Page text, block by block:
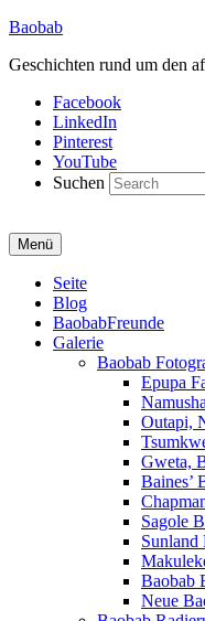
Baobab
Geschichten rund um den
Facebook
LinkedIn
Pinterest
YouTube
Suchen
Menü
Primäres
Menü
Seite
Blog
BaobabFreunde
Galerie
Baobab
Epupa
Outapi,
Gweta,
Baines’
Sagole
Sunland
Baobab
Neue